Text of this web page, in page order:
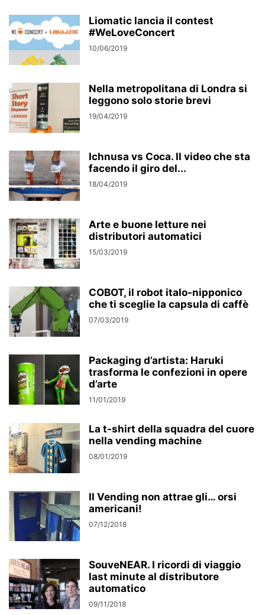
Liomatic lancia il contest
#WeLoveConcert
10/06/2019
Nella metropolitana di Londra si
leggono solo storie brevi
19/04/2019
Ichnusa vs Coca. Il video che sta
facendo il giro del...
18/04/2019
Arte e buone letture nei
distributori automatici
15/03/2019
COBOT, il robot italo-nipponico
che ti sceglie la capsula di caffè
07/03/2019
Packaging d’artista: Haruki
trasforma le confezioni in opere
d’arte
11/01/2019
La t-shirt della squadra del cuore
nella vending machine
08/01/2019
Il Vending non attrae gli… orsi
americani!
07/12/2018
SouveNEAR. I ricordi di viaggio
last minute al distributore
automatico
09/11/2018